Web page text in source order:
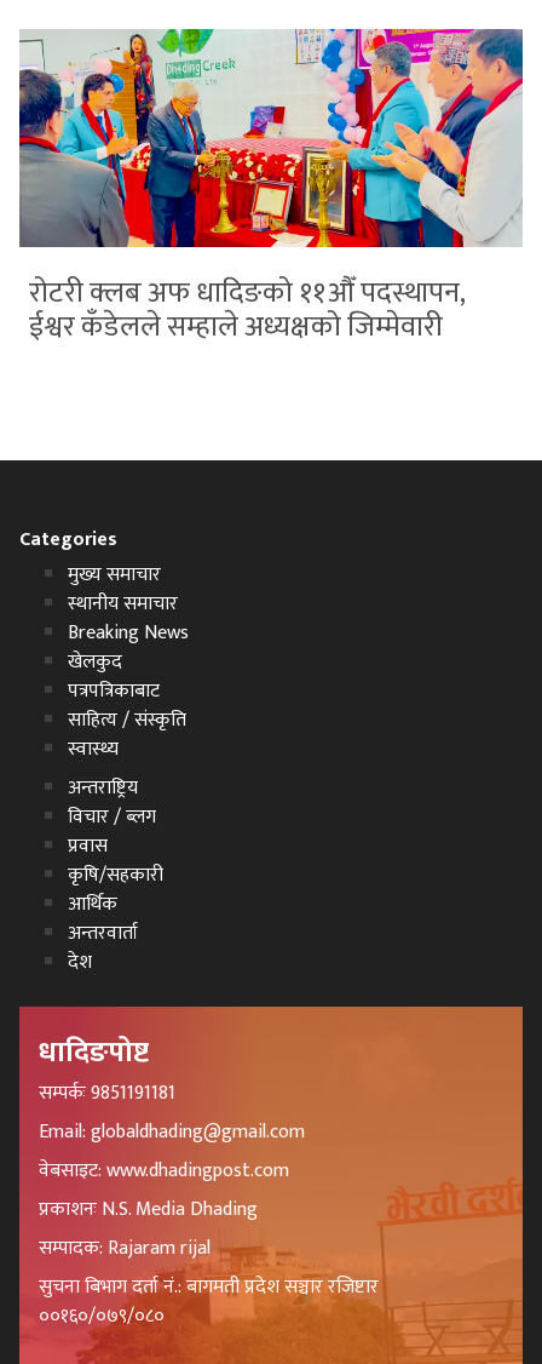
रोटरी क्लब अफ धादिङको ११औँ पदस्थापन,
ईश्वर कँडेलले सम्हाले अध्यक्षको जिम्मेवारी
Categories
मुख्य समाचार
स्थानीय समाचार
Breaking News
खेलकुद
पत्रपत्रिकाबाट
साहित्य / संस्कृति
स्वास्थ्य
अन्तराष्ट्रिय
विचार / ब्लग
प्रवास
कृषि/सहकारी
आर्थिक
अन्तरवार्ता
देश
धादिङपोष्ट
सम्पर्कः 9851191181
Email: globaldhading@gmail.com
वेबसाइट: www.dhadingpost.com
प्रकाशनः N.S. Media Dhading
सम्पादक: Rajaram rijal
सुचना बिभाग दर्ता नं.: बागमती प्रदेश सञ्चार रजिष्टार
००१६०/०७९/०८०